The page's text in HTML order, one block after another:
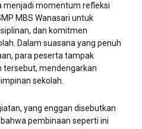
menjadi momentum refleksi
MBS Wanasari untuk
dan komitmen
Dalam suasana yang penuh
para peserta tampak
tersebut, mendengarkan
sekolah.
yang enggan disebutkan
pembinaan seperti ini